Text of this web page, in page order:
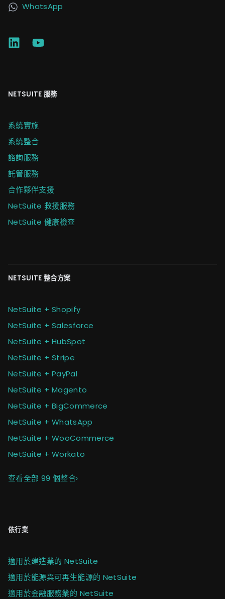
WhatsApp
NETSUITE 服務
系統實施
系統整合
諮詢服務
託管服務
合作夥伴支援
NetSuite 救援服務
NetSuite 健康檢查
NETSUITE 整合方案
NetSuite + Shopify
NetSuite + Salesforce
NetSuite + HubSpot
NetSuite + Stripe
NetSuite + PayPal
NetSuite + Magento
NetSuite + BigCommerce
NetSuite + WhatsApp
NetSuite + WooCommerce
NetSuite + Workato
查看全部 99 個整合›
依行業
適用於建造業的 NetSuite
適用於能源與可再生能源的 NetSuite
適用於金融服務業的 NetSuite